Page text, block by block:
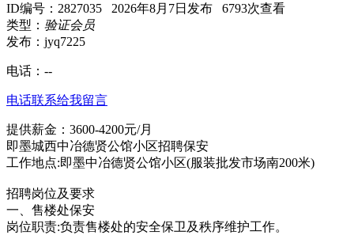
ID编号：2827035 2026年8月7日发布 6793次查看
类型： 验证会员
发布：jyq7225
电话： --
电话联系给我留言
提供薪金：3600-4200元/月
即墨城西中冶德贤公馆小区招聘保安
工作地点:即墨中冶德贤公馆小区(服装批发市场南200米)
招聘岗位及要求
一、售楼处保安
岗位职责:负责售楼处的安全保卫及秩序维护工作。